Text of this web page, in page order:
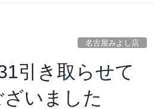
名古屋みよし店
引き取らせて
いました